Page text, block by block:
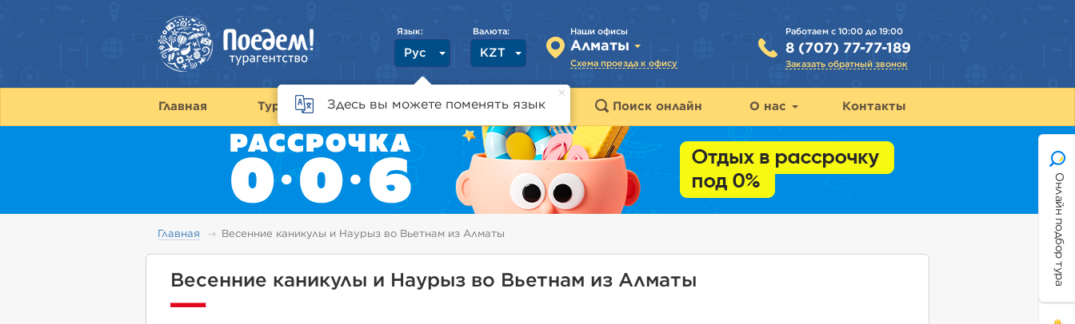
Работаем с 10:00 до 19:00
8 (707) 77-77-189
Заказать обратный звонок
Наши офисы
Алматы
Схема проезда к офису
Валюта:
KZT
Язык:
Рус
Здесь вы можете поменять язык
Главная Туры Страны Горящие туры Поиск онлайн О нас Контакты
Онлайн подбор тура
Главная Весенние каникулы и Наурыз во Вьетнам из Алматы
Весенние каникулы и Наурыз во Вьетнам из Алматы